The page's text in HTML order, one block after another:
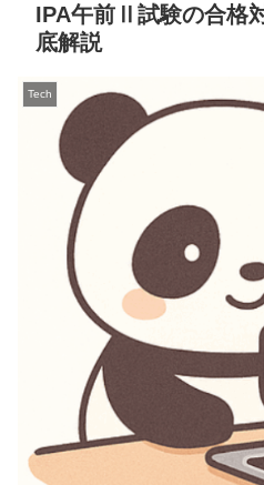
IPA午前Ⅱ試験の合格
底解説
Tech